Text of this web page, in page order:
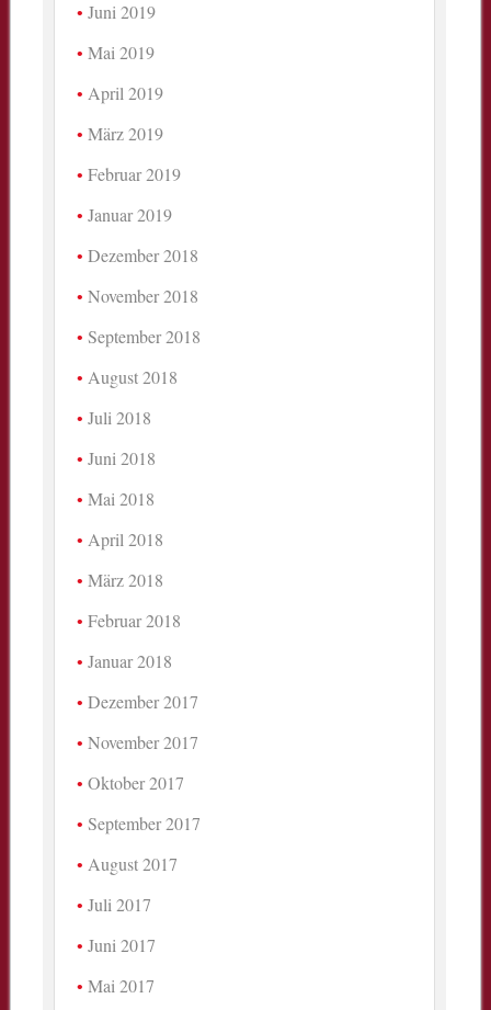
Juni 2019
Mai 2019
April 2019
März 2019
Februar 2019
Januar 2019
Dezember 2018
November 2018
September 2018
August 2018
Juli 2018
Juni 2018
Mai 2018
April 2018
März 2018
Februar 2018
Januar 2018
Dezember 2017
November 2017
Oktober 2017
September 2017
August 2017
Juli 2017
Juni 2017
Mai 2017